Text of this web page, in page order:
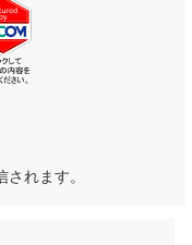
れます。